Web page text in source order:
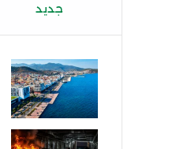
جديد